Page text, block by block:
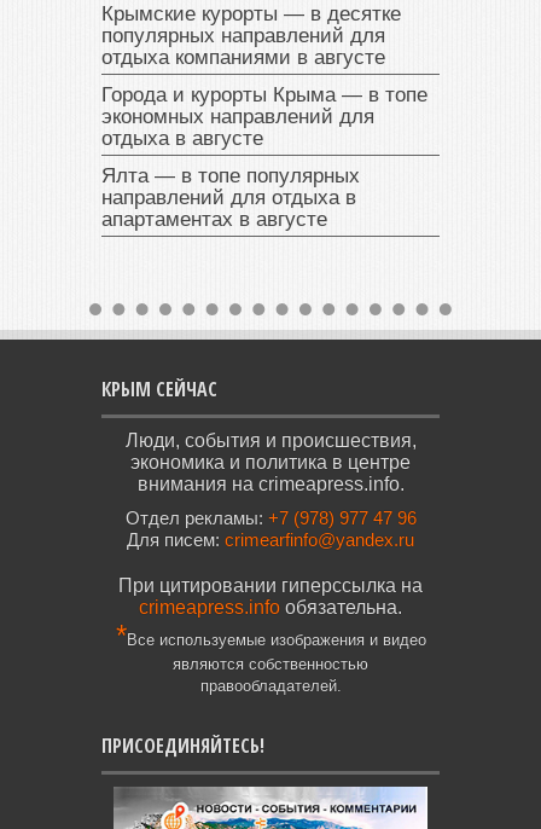
Крымские курорты — в десятке
популярных направлений для
отдыха компаниями в августе
Города и курорты Крыма — в топе
экономных направлений для
отдыха в августе
Ялта — в топе популярных
направлений для отдыха в
апартаментах в августе
КРЫМ СЕЙЧАС
Люди, события и происшествия,
экономика и политика в центре
внимания на crimeapress.info.
Отдел рекламы: +7 (978) 977 47 96
Для писем: crimearfinfo@yandex.ru
При цитировании гиперссылка на
crimeapress.info обязательна.
*Все используемые изображения и видео
являются собственностью
правообладателей.
ПРИСОЕДИНЯЙТЕСЬ!